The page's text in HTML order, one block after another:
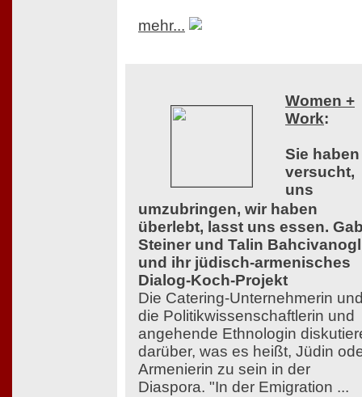
mehr...
Women +
Work:
Sie haben
versucht,
uns
umzubringen, wir haben
überlebt, lasst uns essen.
Steiner und Talin
und ihr jüdisch-armenisches
Dialog-Koch-Projekt
Die Catering-Unternehmerin
die Politikwissenschaftlerin und
angehende Ethnologin
darüber, was es heißt, Jüdin
Armenierin zu sein in der
Diaspora. "In der Emigration ...